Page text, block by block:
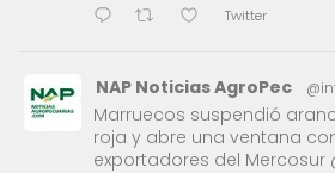
Twitter
NAP Noticias AgroPec
Marruecos suspendió
roja y abre una ventana
exportadores del Mercosur